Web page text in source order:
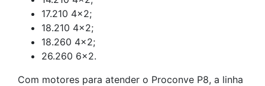
17.210 4×2;
18.210 4×2;
18.260 4×2;
26.260 6×2.
Com motores para atender o Proconve P8, a linha